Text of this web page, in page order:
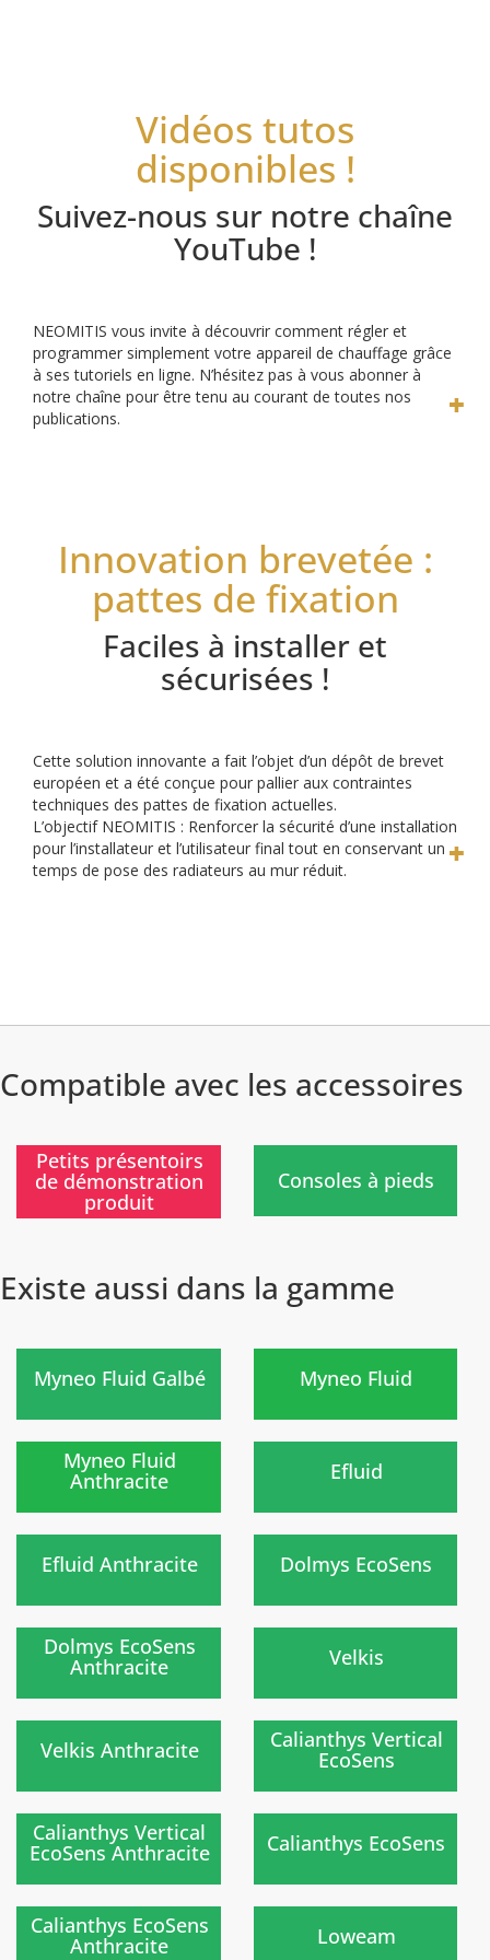
Vidéos tutos
disponibles !
Suivez-nous sur notre chaîne
YouTube !
NEOMITIS vous invite à découvrir comment régler et
programmer simplement votre appareil de chauffage grâce
à ses tutoriels en ligne. N’hésitez pas à vous abonner à
notre chaîne pour être tenu au courant de toutes nos
publications.
Innovation brevetée :
pattes de fixation
Faciles à installer et
sécurisées !
Cette solution innovante a fait l’objet d’un dépôt de brevet
européen et a été conçue pour pallier aux contraintes
techniques des pattes de fixation actuelles.
L’objectif NEOMITIS : Renforcer la sécurité d’une installation
pour l’installateur et l’utilisateur final tout en conservant un
temps de pose des radiateurs au mur réduit.
Compatible avec les accessoires
)
Petits présentoirs
de démonstration
produit
Consoles à pieds
Existe aussi dans la gamme
Myneo Fluid Galbé Myneo Fluid
Myneo Fluid
Anthracite Efluid
Nouveau
Efluid Anthracite
Nouveau
Dolmys EcoSens
)
Dolmys EcoSens
Anthracite Velkis
Nouveau
Velkis Anthracite
Nouveau
Calianthys Vertical
EcoSens
prochainement
Calianthys Vertical
EcoSens Anthracite
prochainement
Calianthys EcoSens
Calianthys EcoSens
Anthracite Loweam
Nouveau